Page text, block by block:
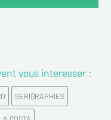
vous interesser :
SERIGRAPHIES